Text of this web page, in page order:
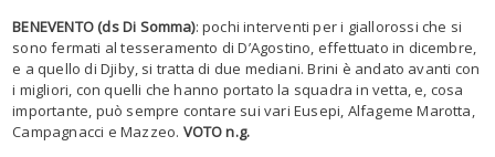
BENEVENTO (ds Di Somma): pochi interventi per i giallorossi che si
sono fermati al tesseramento di D’Agostino, effettuato in dicembre,
e a quello di Djiby, si tratta di due mediani. Brini è andato avanti con
i migliori, con quelli che hanno portato la squadra in vetta, e, cosa
importante, può sempre contare sui vari Eusepi, Alfageme Marotta,
Campagnacci e Mazzeo. VOTO n.g.